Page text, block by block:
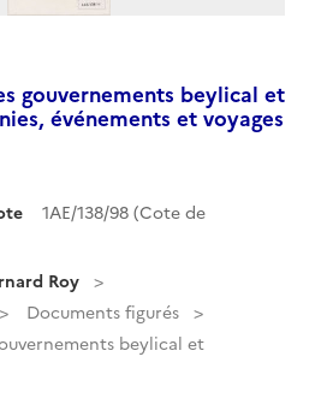
gouvernements beylical et
événements et voyages
1AE/138/98 (Cote de
Roy
Documents figurés
beylical et